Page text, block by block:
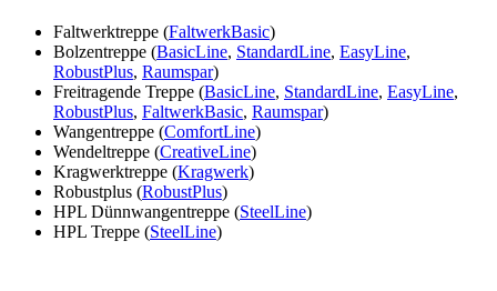
Faltwerktreppe (FaltwerkBasic)
Bolzentreppe (BasicLine, StandardLine, EasyLine,
RobustPlus, Raumspar)
Freitragende Treppe (BasicLine, StandardLine, EasyLine,
RobustPlus, FaltwerkBasic, Raumspar)
Wangentreppe (ComfortLine)
Wendeltreppe (CreativeLine)
Kragwerktreppe (Kragwerk)
Robustplus (RobustPlus)
HPL Dünnwangentreppe (SteelLine)
HPL Treppe (SteelLine)